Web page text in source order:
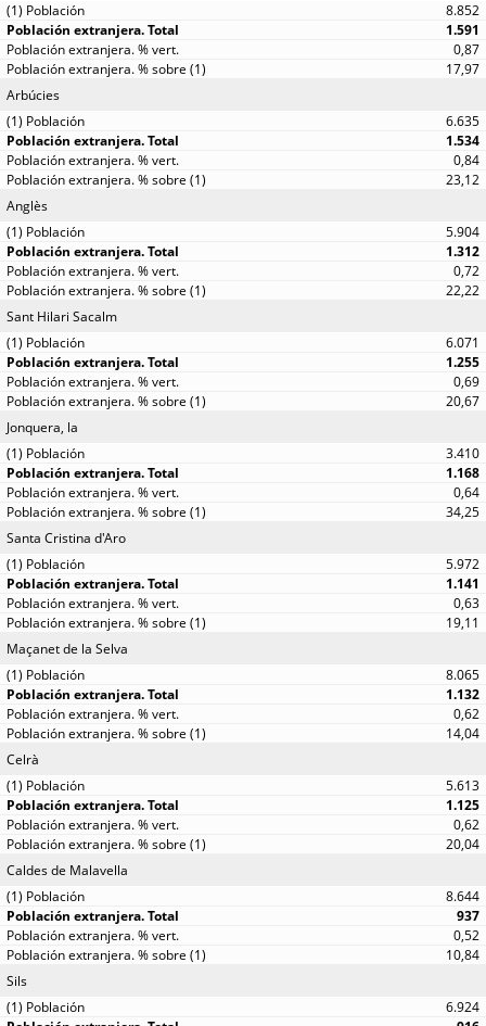
8.852
1.591
0,87
17,97
Arbúcies
6.635
1.534
0,84
23,12
Anglès
5.904
1.312
0,72
22,22
Sant Hilari Sacalm
6.071
1.255
0,69
20,67
Jonquera, la
3.410
1.168
0,64
34,25
Santa Cristina d'Aro
5.972
1.141
0,63
19,11
Maçanet de la Selva
8.065
1.132
0,62
14,04
Celrà
5.613
1.125
0,62
20,04
Caldes de Malavella
8.644
937
0,52
10,84
Sils
6.924